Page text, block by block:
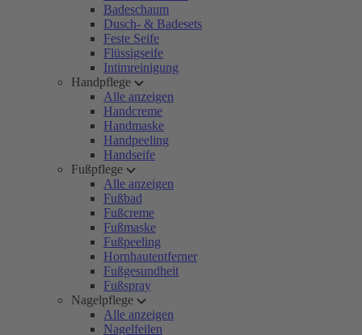
Badeschaum
Dusch- & Badesets
Feste Seife
Flüssigseife
Intimreinigung
Handpflege
Alle anzeigen
Handcreme
Handmaske
Handpeeling
Handseife
Fußpflege
Alle anzeigen
Fußbad
Fußcreme
Fußmaske
Fußpeeling
Hornhautentferner
Fußgesundheit
Fußspray
Nagelpflege
Alle anzeigen
Nagelfeilen